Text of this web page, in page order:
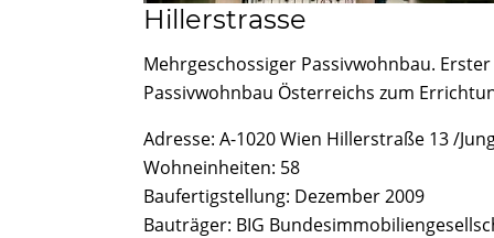
Hillerstrasse
Mehrgeschossiger Passivwohnbau.
Passivwohnbau Österreichs zum
Adresse: A-1020 Wien Hillerstraße 13 /
Wohneinheiten: 58
Baufertigstellung: Dezember 2009
Bauträger: BIG